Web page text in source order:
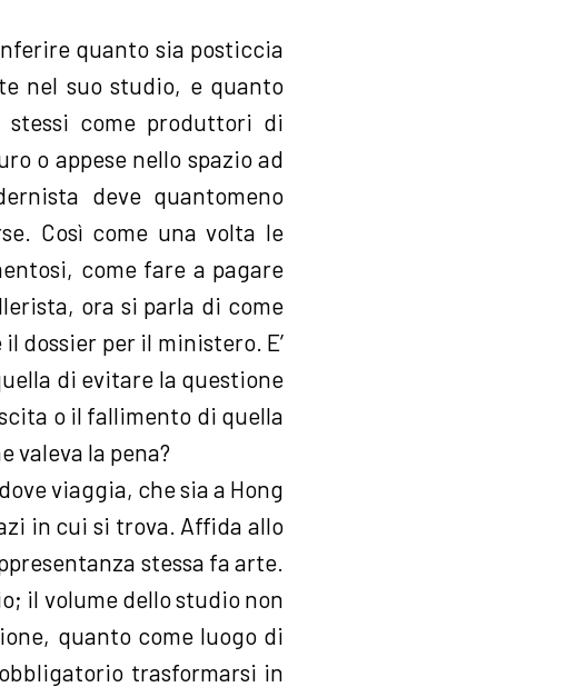
quanto sia posticcia
nel suo studio, e quanto
come produttori di
o appese nello spazio ad
deve quantomeno
Così come una volta le
come fare a pagare
ora si parla di come
dossier per il ministero. E’
di evitare la questione
o il fallimento di quella
valeva la pena?
viaggia, che sia a Hong
in cui si trova. Affida allo
stessa fa arte.
il volume dello studio non
quanto come luogo di
trasformarsi in